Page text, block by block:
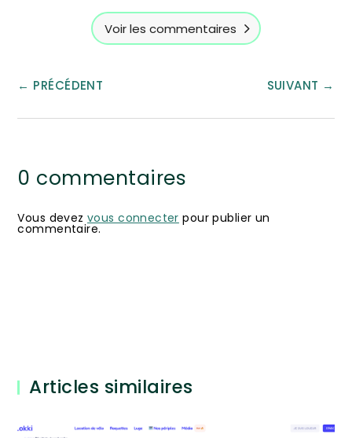
Voir les commentaires
← PRÉCÉDENT SUIVANT →
0 commentaires
Vous devezvous connecter pour publier un
commentaire.
Articles similaires